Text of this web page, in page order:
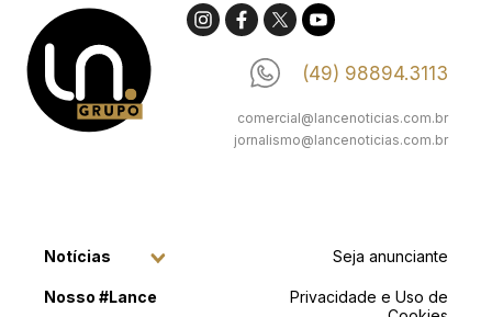
(49) 98894.3113
comercial@lancenoticias.com.br
jornalismo@lancenoticias.com.br
Notícias
Nosso #Lance
Seja anunciante
Privacidade e Uso de